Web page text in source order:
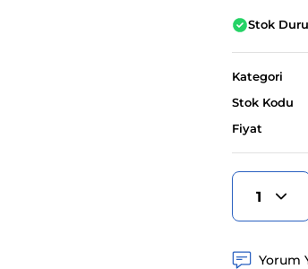
Stok
Kategori
Stok Kodu
Fiyat
Yorum